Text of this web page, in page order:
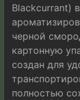
Blackcurrant)
черной
картонную
создан для
полностью